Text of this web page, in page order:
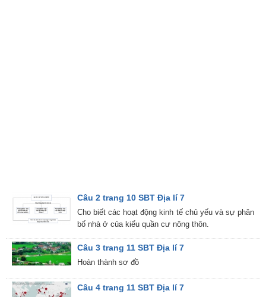
Câu 2 trang 10 SBT Địa lí 7
Cho biết các hoạt động kinh tế chủ yếu và sự phân
bố nhà ở của kiểu quần cư nông thôn.
Câu 3 trang 11 SBT Địa lí 7
Hoàn thành sơ đồ
Câu 4 trang 11 SBT Địa lí 7